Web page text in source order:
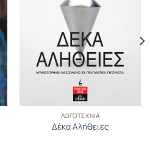
ΛΟΓΟΤΕΧΝΊΑ
Δέκα Αλήθειες